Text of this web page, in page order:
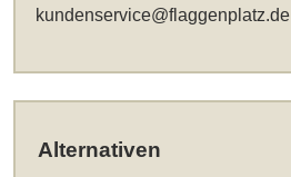
kundenservice@flaggenplatz.de
Alternativen